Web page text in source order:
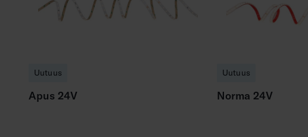
Uutuus
Apus 24V
Uutuus
Norma 24V